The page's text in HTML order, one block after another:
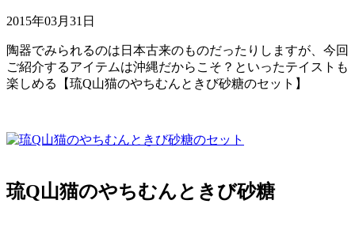
2015年03月31日
陶器でみられるのは日本古来のものだったりしますが、今回
ご紹介するアイテムは沖縄だからこそ？といったテイストも
楽しめる【琉Q山猫のやちむんときび砂糖のセット】
琉Q山猫のやちむんときび砂糖